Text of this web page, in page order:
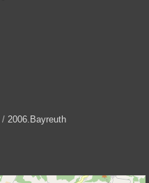
/ 2006.Bayreuth